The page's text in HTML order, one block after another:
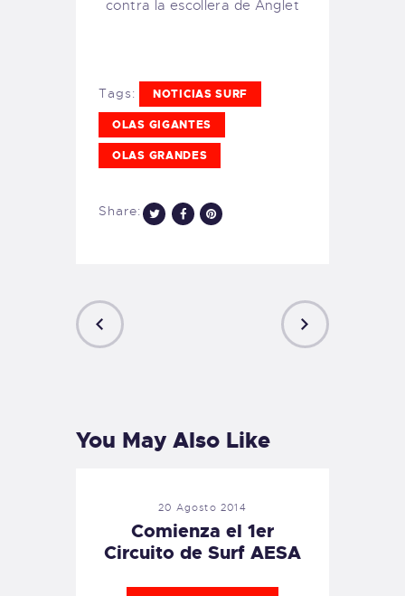
Tags: NOTICIAS SURF
OLAS GIGANTES
OLAS GRANDES
Share:
You May Also Like
20 Agosto 2014
Comienza el 1er
Circuito de Surf AESA